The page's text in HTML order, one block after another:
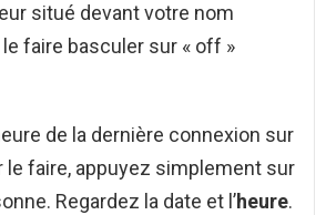
situé devant votre nom
faire basculer sur « off »
de la dernière connexion sur
le faire, appuyez simplement sur
Regardez la date et l’heure.